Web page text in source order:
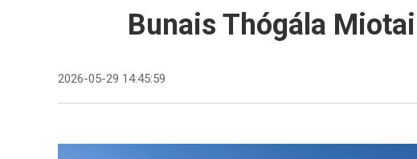
Bunais Thógála
2026-05-29 14:45:59